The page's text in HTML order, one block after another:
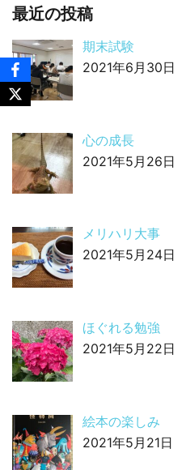
最近の投稿
期末試験
2021年6月30日
心の成長
2021年5月26日
メリハリ大事
2021年5月24日
ほぐれる勉強
2021年5月22日
絵本の楽しみ
2021年5月21日